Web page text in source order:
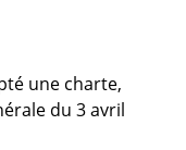
une charte,
du 3 avril